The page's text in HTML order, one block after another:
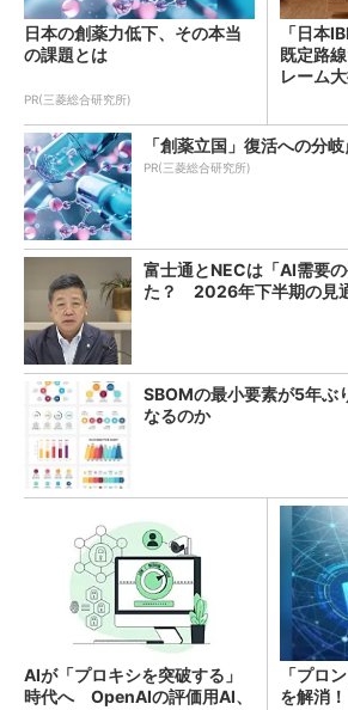
日本の創薬力低下、その本当
の課題とは
PR(三菱総合研究所)
「日本
既定路
レーム
「創薬立国」復活への分
PR(三菱総合研究所)
富士通とNECは「AI需要
た？ 2026年下半期の見
SBOMの最小要素が5年
なるのか
AIが「プロキシを突破する」
時代へ OpenAIの評価用AI、
「プロ
を解消